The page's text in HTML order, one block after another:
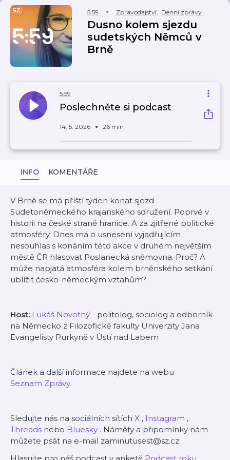
5:59 Zpravodajství, Denní zprávy
Dusno kolem sjezdu
sudetských Němců v
Brně
5:59
Poslechněte si podcast
14. 5. 2026 26 min
INFO KOMENTÁŘE
V Brně se má příští týden konat sjezd
Sudetoněmeckého krajanského sdružení. Poprvé v
historii na české straně hranice. A za zjitřené politické
atmosféry. Dnes má o usnesení vyjadřujícím
nesouhlas s konáním této akce v druhém největším
městě ČR hlasovat Poslanecká sněmovna. Proč? A
může napjatá atmosféra kolem brněnského setkání
ublížit česko-německým vztahům?
Host: Lukáš Novotný - politolog, sociolog a odborník
na Německo z Filozofické fakulty Univerzity Jana
Evangelisty Purkyně v Ústí nad Labem
Článek a další informace najdete na webu
Seznam Zprávy
Sledujte nás na sociálních sítích X , Instagram ,
Threads nebo Bluesky . Náměty a připomínky nám
můžete psát na e-mail zaminutusest@sz.cz